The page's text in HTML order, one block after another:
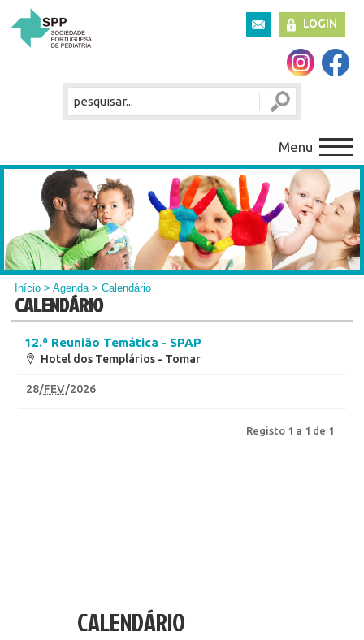
LOGIN
Menu
Início >Agenda> Calendário
CALENDÁRIO
12.ª Reunião Temática - SPAP
Hotel dos Templários - Tomar
28/FEV/2026
Registo 1 a 1 de 1
CALENDÁRIO